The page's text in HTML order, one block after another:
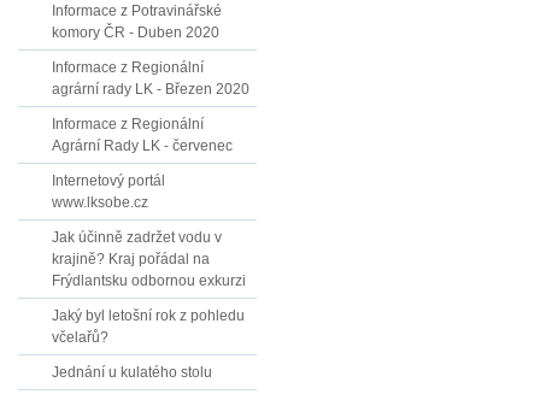
Informace z Potravinářské
komory ČR - Duben 2020
Informace z Regionální
agrární rady LK - Březen 2020
Informace z Regionální
Agrární Rady LK - červenec
Internetový portál
www.lksobe.cz
Jak účinně zadržet vodu v
krajině? Kraj pořádal na
Frýdlantsku odbornou exkurzi
Jaký byl letošní rok z pohledu
včelařů?
Jednání u kulatého stolu